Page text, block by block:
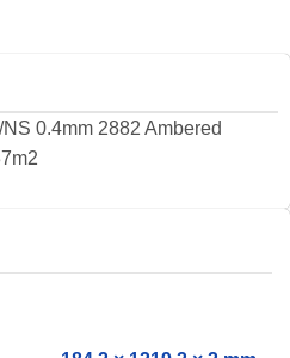
0.4mm 2882 Ambered